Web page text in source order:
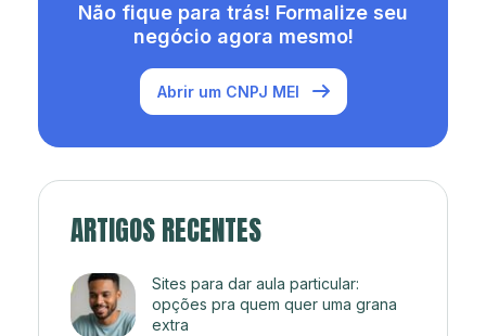
Não fique para trás! Formalize seu
negócio agora mesmo!
Abrir um CNPJ MEI
ARTIGOS RECENTES
Sites para dar aula particular:
opções pra quem quer uma grana
extra